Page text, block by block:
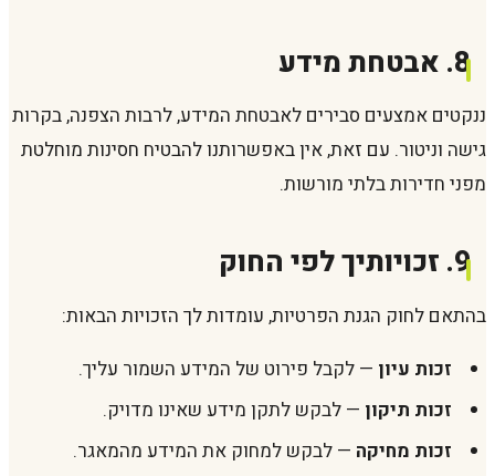
8. אבטחת מידע
ננקטים אמצעים סבירים לאבטחת המידע, לרבות הצפנה, בקרות
גישה וניטור. עם זאת, אין באפשרותנו להבטיח חסינות מוחלטת
מפני חדירות בלתי מורשות.
9. זכויותיך לפי החוק
בהתאם לחוק הגנת הפרטיות, עומדות לך הזכויות הבאות:
זכות עיון — לקבל פירוט של המידע השמור עליך.
זכות תיקון — לבקש לתקן מידע שאינו מדויק.
זכות מחיקה — לבקש למחוק את המידע מהמאגר.